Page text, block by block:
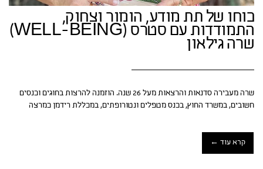
כוחו של תת מודע, הומור וצחוק,
התמודדות עם סטרס (WELL-BEING)
שרה גילאון
שרה מעבירה סדנאות והרצאות מעל 26 שנה. הוזמנה להרצות בחוגים וכנסים
חשובים, במשרד החוץ, בכנס מטפלים ונטורופתים, במכללת רידמן כמרצה
קרא עוד ←